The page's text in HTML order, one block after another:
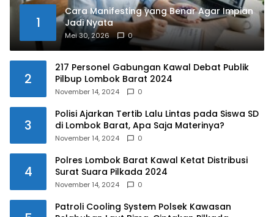
1
Cara Manifesting yang Benar Agar Impian
Jadi Nyata
Mei 30, 2026 0
2
217 Personel Gabungan Kawal Debat Publik
Pilbup Lombok Barat 2024
November 14, 2024 0
3
Polisi Ajarkan Tertib Lalu Lintas pada Siswa SD
di Lombok Barat, Apa Saja Materinya?
November 14, 2024 0
4
Polres Lombok Barat Kawal Ketat Distribusi
Surat Suara Pilkada 2024
November 14, 2024 0
Patroli Cooling System Polsek Kawasan